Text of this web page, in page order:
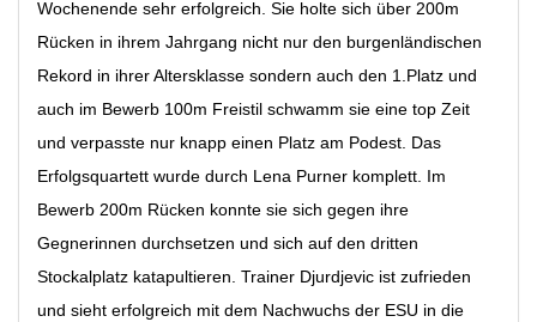
Wochenende sehr erfolgreich. Sie holte sich über 200m
Rücken in ihrem Jahrgang nicht nur den burgenländischen
Rekord in ihrer Altersklasse sondern auch den 1.Platz und
auch im Bewerb 100m Freistil schwamm sie eine top Zeit
und verpasste nur knapp einen Platz am Podest. Das
Erfolgsquartett wurde durch Lena Purner komplett. Im
Bewerb 200m Rücken konnte sie sich gegen ihre
Gegnerinnen durchsetzen und sich auf den dritten
Stockalplatz katapultieren. Trainer Djurdjevic ist zufrieden
und sieht erfolgreich mit dem Nachwuchs der ESU in die